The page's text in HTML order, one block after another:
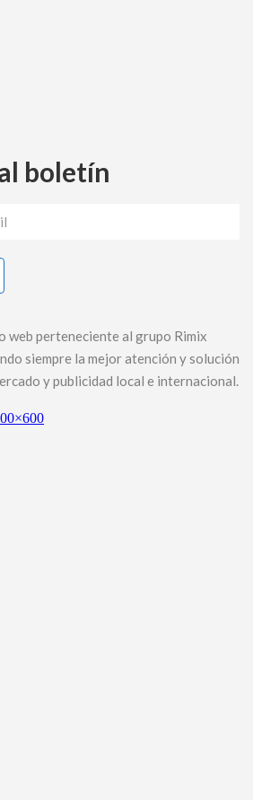
boletín
web perteneciente al grupo Rimix
siempre la mejor atención y solución
y publicidad local e internacional.